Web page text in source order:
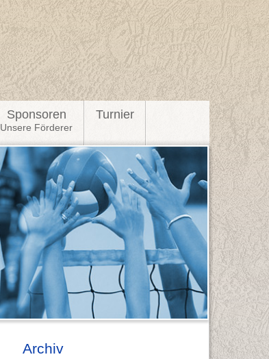
Sponsoren
Unsere Förderer
Turnier
Archiv